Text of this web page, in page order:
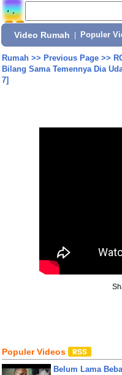
Video Rumah Populer
Rumah>> Previous Page>>
Bilang Sama Temennya Dia
7]
Populer Videos
Belum Lama